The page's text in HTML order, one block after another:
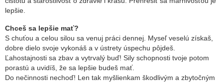
lepšie.
Chceš sa lepšie mať?
S chuťou a celou silou sa venuj práci dennej. Myseľ veselú získaš,
dobre dielo svoje vykonáš a v ústrety úspechu pôjdeš.
Ľahostajnosti sa zbav a vytrvalý buď! Sily schopnosti tvoje potom
porastú a uvidíš, že sa lepšie budeš mať.
Do nečinnosti nechoď! Len tak myšlienkam škodlivým a zbytočným